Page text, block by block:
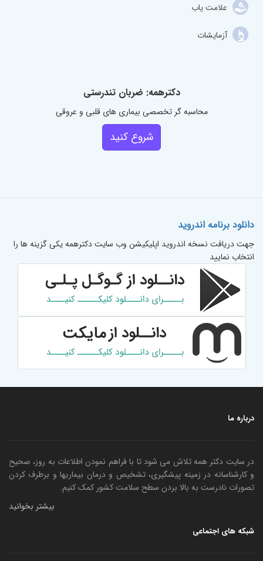
علامت یاب
آزمایشات
دکترهمه: ضربان تندرستی
محاسبه گر تخصصی بیماری های قلبی و عروقی
شروع کنید
دانلود برنامه اندروید
جهت دریافت نسخه اندروید اپلیکیشن وب سایت دکترهمه یکی گزینه ها را
انتخاب نمایید
درباره ما
در سایت دکتر همه تلاش می شود تا با فراهم نمودن اطلاعات به روز، صحیح
و کارشناسانه در زمینه پیشگیری، تشخیص و درمان بیماریها و برطرف کردن
تصورات نادرست به بالا بردن سطح سلامت کشور کمک کنیم.
بیشتر بخوانید
شبکه های اجتماعی